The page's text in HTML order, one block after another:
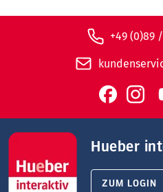
+49 (0)89
Hueber
ZUM LOGIN